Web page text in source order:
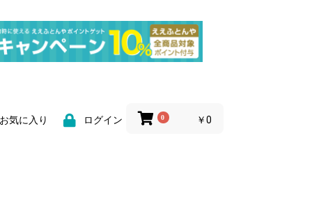
気に入り ログイン 0 ￥0